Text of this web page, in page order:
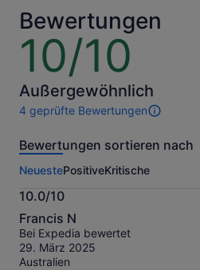
* Sichere
dir
einen
niedrigeren
Preis,
indem
du
mehrere
auswählst
Bewertungen
10/10
10
10
Außergewöhnlich
4 geprüfte Bewertungen
4
dieser
Weitere
Informationen
zu
unseren
geprüften
Bewertungen.
Bewertungen sortieren nach
NeuestePositiveKritische
10.0/10
10.0
von
10
Francis N
Bei Expedia bewertet
29. März 2025
Australien